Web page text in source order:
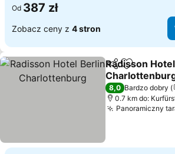
Od 387 zł
Zobacz ceny z 4 stron
Udostępnij
Dodaj do
Radisson
8,0 Bardzo dobry
0.7 km do:
Panoramiczny